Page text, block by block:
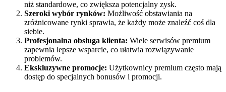
niż standardowe, co zwiększa potencjalny zysk.
Szeroki wybór rynków: Możliwość obstawiania na
zróżnicowane rynki sprawia, że każdy może znaleźć coś dla
siebie.
Profesjonalna obsługa klienta: Wiele serwisów premium
zapewnia lepsze wsparcie, co ułatwia rozwiązywanie
problemów.
Ekskluzywne promocje: Użytkownicy premium często mają
dostęp do specjalnych bonusów i promocji.